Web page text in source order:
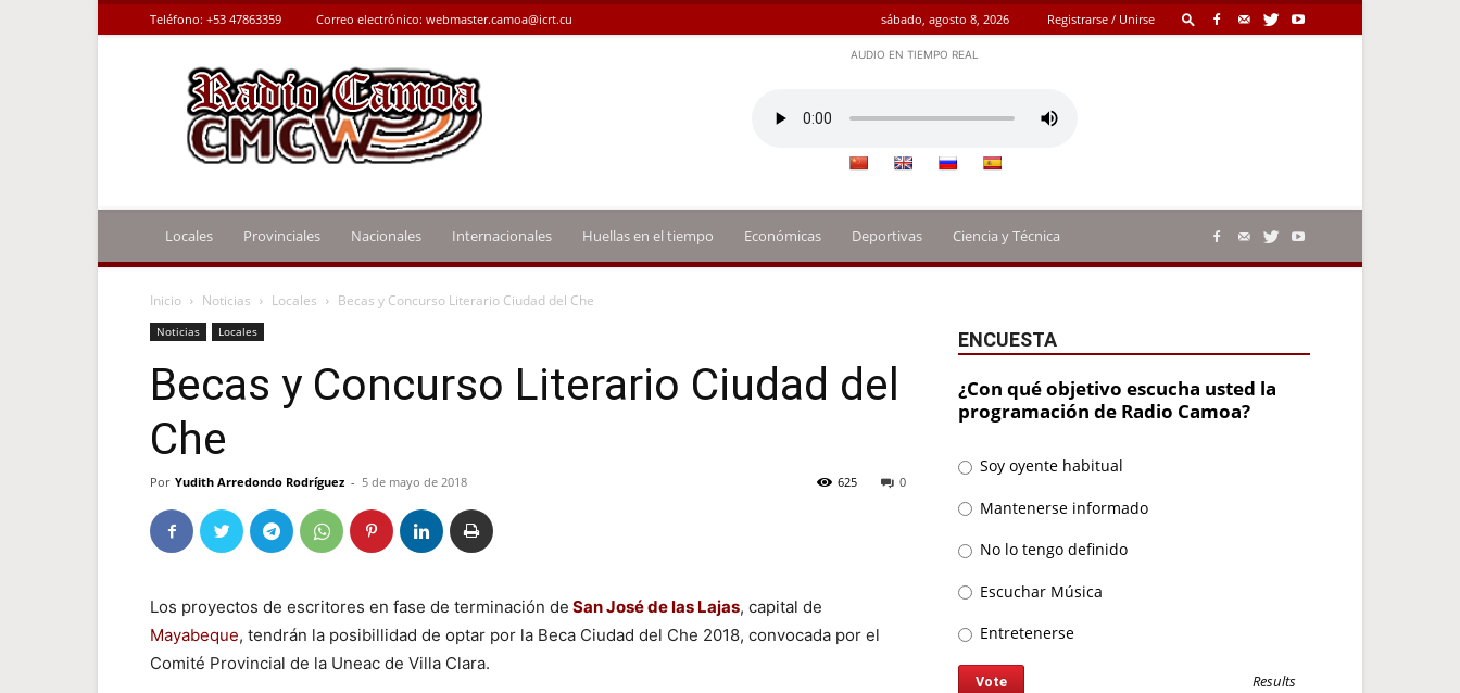
sábado, agosto 8, 2026 Registrarse / Unirse
Teléfono: +53 47863359 Correo electrónico: webmaster.camoa@icrt.cu
Radio
Camoa
AUDIO EN TIEMPO REAL
Locales Provinciales Nacionales Internacionales Huellas en el tiempo Económicas Deportivas Ciencia y Técnica
Inicio Noticias Locales Becas y Concurso Literario Ciudad del Che
Noticias Locales
Becas y Concurso Literario Ciudad del
Che
Por Yudith Arredondo Rodríguez - 5 de mayo de 2018 0
625
Los proyectos de escritores en fase de terminación de San José de las Lajas, capital de
Mayabeque, tendrán la posibillidad de optar por la Beca Ciudad del Che 2018, convocada por el
Comité Provincial de la Uneac de Villa Clara.
ENCUESTA
¿Con qué objetivo escucha usted la
programación de Radio Camoa?
Soy oyente habitual
Mantenerse informado
No lo tengo definido
Escuchar Música
Entretenerse
Results